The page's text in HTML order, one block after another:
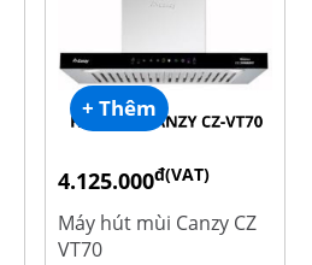
+ Thêm
4.125.000đ(VAT)
8.500.000
Máy hút mùi Canzy CZ
VT70